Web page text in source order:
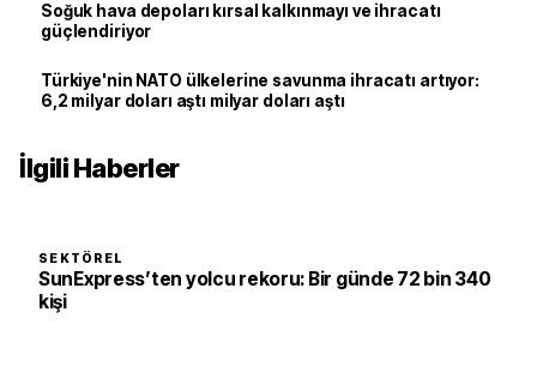
Soğuk hava depoları kırsal kalkınmayı ve ihracatı
güçlendiriyor
Türkiye'nin NATO ülkelerine savunma ihracatı artıyor:
6,2 milyar doları aştı milyar doları aştı
İlgili Haberler
SEKTÖREL
SunExpress’ten yolcu rekoru: Bir günde 72 bin 340
kişi